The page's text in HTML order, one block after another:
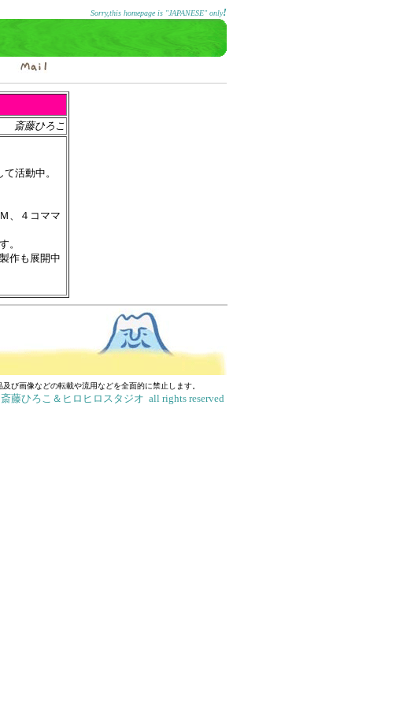
Sorry,this homepage is "JAPANESE" only!
斎藤ひろこ
活動中。
、４コママ
。
作も展開中
び画像などの転載や流用などを全面的に禁止します。
藤ひろこ＆ヒロヒロスタジオ all rights reserved